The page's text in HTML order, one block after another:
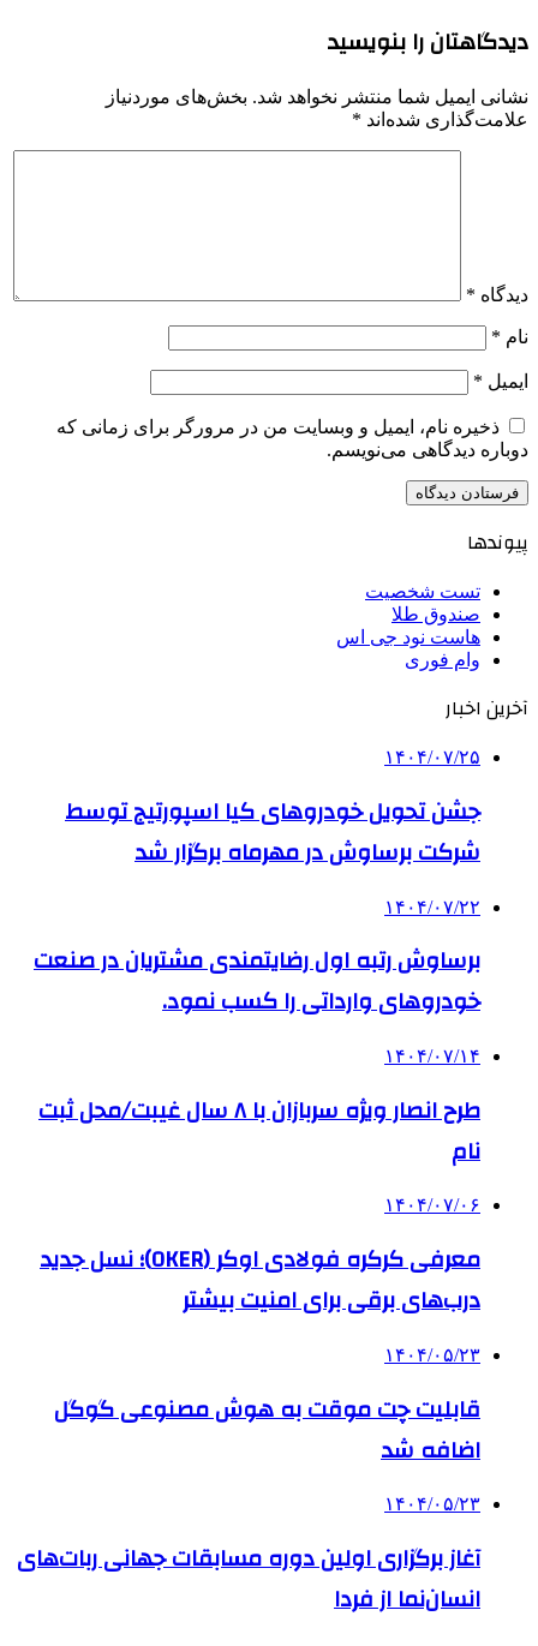
دیدگاهتان را بنویسید
نشانی ایمیل شما منتشر نخواهد شد. بخش‌های موردنیاز
علامت‌گذاری شده‌اند *
دیدگاه *
نام *
ایمیل *
ذخیره نام، ایمیل و وبسایت من در مرورگر برای زمانی که
دوباره دیدگاهی می‌نویسم.
پیوندها
تست شخصیت
صندوق طلا
هاست نود جی اس
وام فوری
آخرین اخبار
۱۴۰۴/۰۷/۲۵
جشن تحویل خودروهای کیا اسپورتیج توسط
شرکت برساوش در مهرماه برگزار شد
۱۴۰۴/۰۷/۲۲
برساوش رتبه اول رضایتمندی مشتریان در صنعت
خودروهای وارداتی را کسب نمود.
۱۴۰۴/۰۷/۱۴
طرح انصار ویژه سربازان با ۸ سال غیبت/محل ثبت
نام
۱۴۰۴/۰۷/۰۶
معرفی کرکره فولادی اوکر (OKER)؛ نسل جدید
درب‌های برقی برای امنیت بیشتر
۱۴۰۴/۰۵/۲۳
قابلیت چت موقت به هوش مصنوعی گوگل
اضافه شد
۱۴۰۴/۰۵/۲۳
آغاز برگزاری اولین دوره مسابقات جهانی ربات‌های
انسان‌نما از فردا